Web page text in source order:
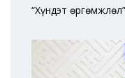
“Хүндэт